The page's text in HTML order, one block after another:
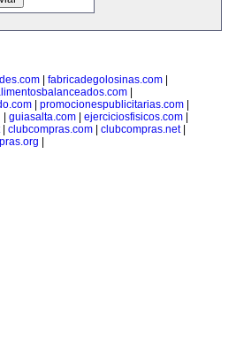
| fabricadegolosinas.com|
|
| promocionespublicitarias.com|
guiasalta.com| ejerciciosfisicos.com|
| clubcompras.com clubcompras.net|